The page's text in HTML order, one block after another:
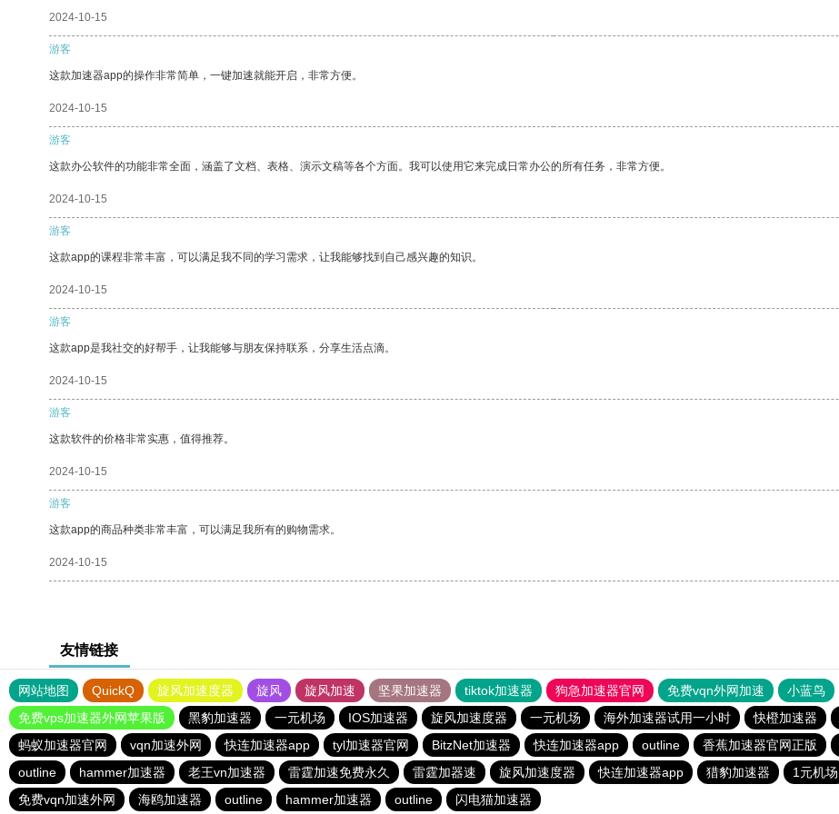
2024-10-15
游客
这款加速器app的操作非常简单，一键加速就能开启，非常方便。
2024-10-15
游客
这款办公软件的功能非常全面，涵盖了文档、表格、演示文稿等各个方面。我可以使用它来完成日常办公的所有任务，非常方便。
2024-10-15
游客
这款app的课程非常丰富，可以满足我不同的学习需求，让我能够找到自己感兴趣的知识。
2024-10-15
游客
这款app是我社交的好帮手，让我能够与朋友保持联系，分享生活点滴。
2024-10-15
游客
这款软件的价格非常实惠，值得推荐。
2024-10-15
游客
这款app的商品种类非常丰富，可以满足我所有的购物需求。
2024-10-15
友情链接
网站地图 QuickQ 旋风加速度器 旋风 旋风加速 坚果加速器 tiktok加速器 狗急加速器官网 免费vqn外网加速 小蓝鸟
免费vps加速器外网苹果版
黑豹加速器 一元机场 IOS加速器 旋风加速度器 一元机场 海外加速器试用一小时 快橙加速器
蚂蚁加速器官网
vqn加速外网 快连加速器app tyl加速器官网 BitzNet加速器 快连加速器app outline 香蕉加速器官网正版
outline
hammer加速器 老王vn加速器 雷霆加速免费永久 雷霆加器速 旋风加速度器 快连加速器app 猎豹加速器 1元机场
免费vqn加速外网
海鸥加速器 outline hammer加速器 outline 闪电猫加速器